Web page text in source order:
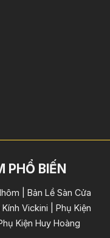
PHỔ BIẾN
| Bản Lề Sàn Cửa
Vickini | Phụ Kiện
Kiện Huy Hoàng